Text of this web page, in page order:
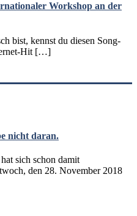
Workshop an der
bist, kennst du diesen Song-
Hit […]
nicht daran.
sich schon damit
den 28. November 2018